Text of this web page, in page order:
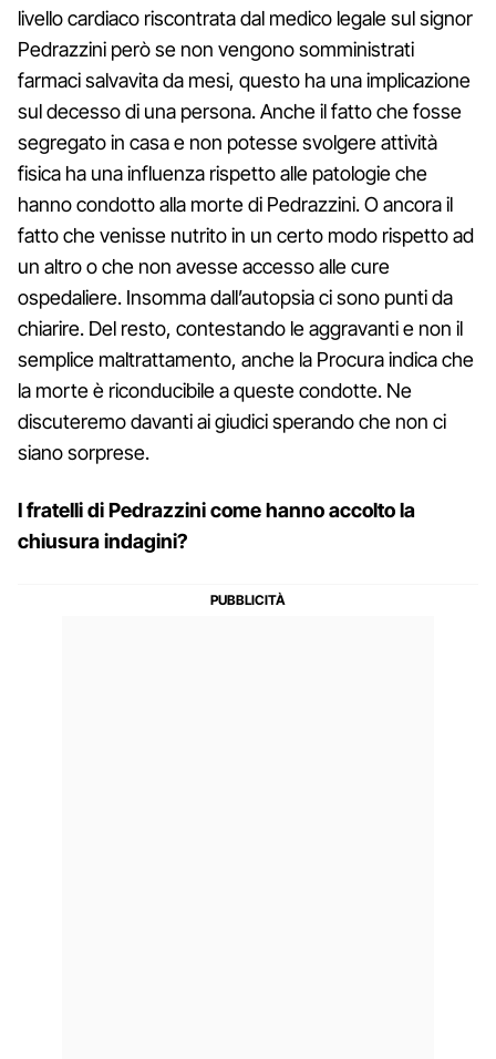
livello cardiaco riscontrata dal medico legale sul signor
Pedrazzini però se non vengono somministrati
farmaci salvavita da mesi, questo ha una implicazione
sul decesso di una persona. Anche il fatto che fosse
segregato in casa e non potesse svolgere attività
fisica ha una influenza rispetto alle patologie che
hanno condotto alla morte di Pedrazzini. O ancora il
fatto che venisse nutrito in un certo modo rispetto ad
un altro o che non avesse accesso alle cure
ospedaliere. Insomma dall’autopsia ci sono punti da
chiarire. Del resto, contestando le aggravanti e non il
semplice maltrattamento, anche la Procura indica che
la morte è riconducibile a queste condotte. Ne
discuteremo davanti ai giudici sperando che non ci
siano sorprese.
I fratelli di Pedrazzini come hanno accolto la
chiusura indagini?